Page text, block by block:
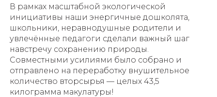
В рамках масштабной экологической
инициативы наши энергичные дошколята,
школьники, неравнодушные родители и
увлечённые педагоги сделали важный шаг
навстречу сохранению природы.
Совместными усилиями было собрано и
отправлено на переработку внушительное
количество вторсырья — целых 43,5
килограмма макулатуры!